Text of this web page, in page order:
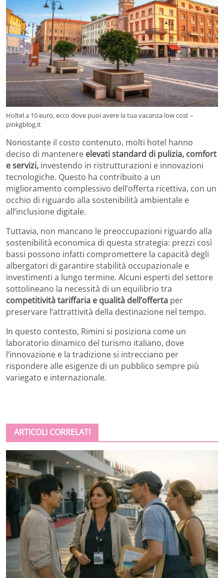
Holtel a 10 euro, ecco dove puoi avere la tua vacanza low cost –
pinkgblog.it
Nonostante il costo contenuto, molti hotel hanno
deciso di mantenere elevati standard di pulizia, comfort
e servizi, investendo in ristrutturazioni e innovazioni
tecnologiche. Questo ha contribuito a un
miglioramento complessivo dell’offerta ricettiva, con un
occhio di riguardo alla sostenibilità ambientale e
all’inclusione digitale.
Tuttavia, non mancano le preoccupazioni riguardo alla
sostenibilità economica di questa strategia: prezzi così
bassi possono infatti compromettere la capacità degli
albergatori di garantire stabilità occupazionale e
investimenti a lungo termine. Alcuni esperti del settore
sottolineano la necessità di un equilibrio tra
competitività tariffaria e qualità dell’offerta per
preservare l’attrattività della destinazione nel tempo.
In questo contesto, Rimini si posiziona come un
laboratorio dinamico del turismo italiano, dove
l’innovazione e la tradizione si intrecciano per
rispondere alle esigenze di un pubblico sempre più
variegato e internazionale.
ARTICOLI CORRELATI